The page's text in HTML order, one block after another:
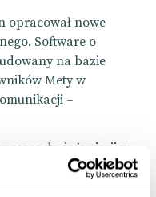
opracował nowe
Software o
na bazie
Mety w
–
ds. inżynierii w
powiedział, że